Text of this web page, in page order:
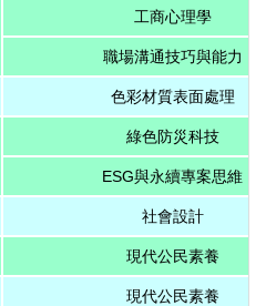
工商心理學
職場溝通技巧與能力
色彩材質表面處理
綠色防災科技
ESG與永續專案思維
社會設計
現代公民素養
現代公民素養